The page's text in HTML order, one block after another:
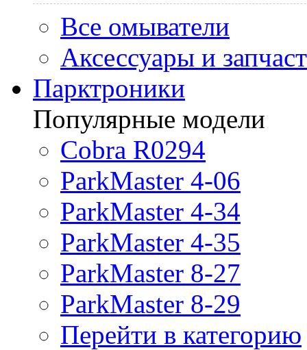
Все омыватели
Аксессуары и
Парктроники
Популярные модели
Cobra R0294
ParkMaster 4-06
ParkMaster 4-34
ParkMaster 4-35
ParkMaster 8-27
ParkMaster 8-29
Перейти в категорию